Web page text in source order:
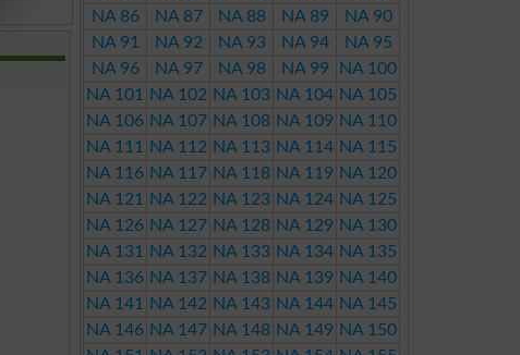
NA 86
NA 87 NA 88 NA 89
NA 90
NA 91
NA 92 NA 93 NA 94
NA 95
NA 96
NA 97 NA 98 NA 99
NA 100
NA 101
NA 102 NA 103 NA 104 NA 105
NA 106 NA 107 NA 108 NA 109 NA 110
NA 111
NA 112 NA 113 NA 114 NA 115
NA 116 NA 117 NA 118 NA 119 NA 120
NA 121
NA 122 NA 123 NA 124 NA 125
NA 126 NA 127 NA 128 NA 129 NA 130
NA 131
NA 132 NA 133 NA 134 NA 135
NA 136 NA 137 NA 138 NA 139 NA 140
NA 141
NA 142 NA 143 NA 144 NA 145
NA 146 NA 147 NA 148 NA 149 NA 150